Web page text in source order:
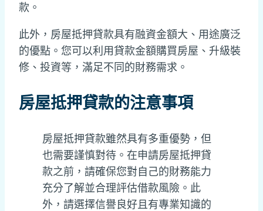
款。
此外，房屋抵押貸款具有融資金額大、用途廣泛
的優點。您可以利用貸款金額購買房屋、升級裝
修、投資等，滿足不同的財務需求。
房屋抵押貸款的注意事項
房屋抵押貸款雖然具有多重優勢，但
也需要謹慎對待。在申請房屋抵押貸
款之前，請確保您對自己的財務能力
充分了解並合理評估借款風險。此
外，請選擇信譽良好且有專業知識的